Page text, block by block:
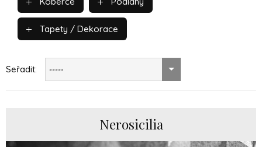
Tapety / Dekorace
Seřadit: -----
Nerosicilia